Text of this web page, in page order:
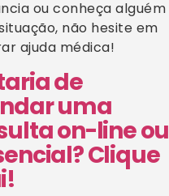
ou conheça alguém
não hesite em
ajuda médica!
de
uma
on-line ou
Clique